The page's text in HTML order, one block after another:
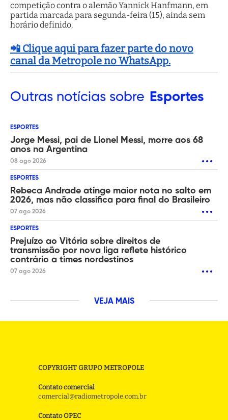
competição contra o alemão Yannick Hanfmann, em
partida marcada para segunda-feira (15), ainda sem
horário definido.
📲 Clique aqui para fazer parte do novo
canal da Metropole no WhatsApp.
Outras notícias sobre Esportes
ESPORTES
Jorge Messi, pai de Lionel Messi, morre aos 68
anos na Argentina
08 ago 2026
ESPORTES
Rebeca Andrade atinge maior nota no salto em
2026, mas não classifica para final do Brasileiro
07 ago 2026
ESPORTES
Prejuízo ao Vitória sobre direitos de
transmissão por nova liga reflete histórico
contrário a times nordestinos
07 ago 2026
VEJA MAIS
COPYRIGHT GRUPO METROPOLE
Contato comercial
comercial@radiometropole.com.br
Contato OPEC